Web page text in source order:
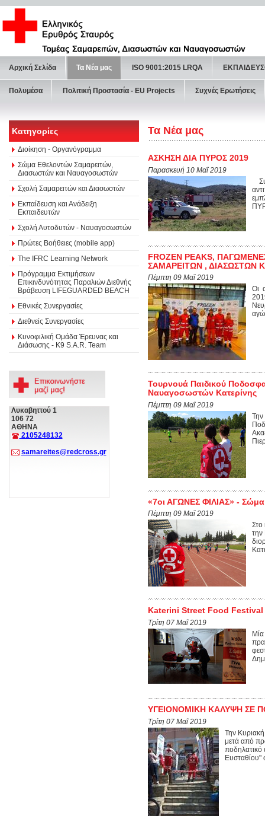
Αρχική Σελίδα Τα Νέα μας ISO 9001:2015 LRQA
Πολυμέσα Πολιτική Προστασία - ΕU Projects Συχνές Ερωτήσεις
Κατηγορίες
Διοίκηση - Οργανόγραμμα
Σώμα Εθελοντών Σαμαρειτών,
Διασωστών και Ναυαγοσωστών
Σχολή Σαμαρειτών και Διασωστών
Εκπαίδευση και Ανάδειξη
Εκπαιδευτών
Σχολή Αυτοδυτών - Ναυαγοσωστών
Πρώτες Βοήθειες (mobile app)
The IFRC Learning Network
Πρόγραμμα Εκτιμήσεων
Επικινδυνότητας Παραλιών Διεθνής
Βράβευση LIFEGUARDED BEACH
Εθνικές Συνεργασίες
Διεθνείς Συνεργασίες
Κυνοφιλική Ομάδα Έρευνας και
Διάσωσης - Κ9 S.A.R. Team
Λυκαβηττού 1
106 72
ΑΘΗΝΑ
2105248132
samareites@redcross.gr
Τα Νέα μας
ΑΣΚΗΣΗ ΔΙΑ ΠΥΡΟΣ 2019
Παρασκευή 10 Μαΐ 2019
FROZEN PEAKS,
ΣΑΜΑΡΕΙΤΩΝ , ΔΙΑΣΩΣΤΩΝ
Πέμπτη 09 Μαΐ 2019
Οι
Τουρνουά Παιδικού
Ναυαγοσωστών Κατερίνης
Πέμπτη 09 Μαΐ 2019
Την
«7οι ΑΓΩΝΕΣ ΦΙΛΙΑΣ» -
Πέμπτη 09 Μαΐ 2019
Στο
την
Katerini Street Food Festival
Τρίτη 07 Μαΐ 2019
ΥΓΕΙΟΝΟΜΙΚΗ ΚΑΛΥΨΗ ΣΕ
Τρίτη 07 Μαΐ 2019
Την
μετά από
ποδηλατικό
Ευσταθίου"